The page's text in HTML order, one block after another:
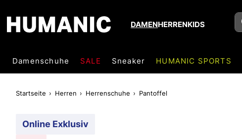
DAMENHERRENKIDS
Damenschuhe SALE Sneaker HUMANIC SPORTS
Startseite Herren Herrenschuhe Pantoffel
Online Exklusiv